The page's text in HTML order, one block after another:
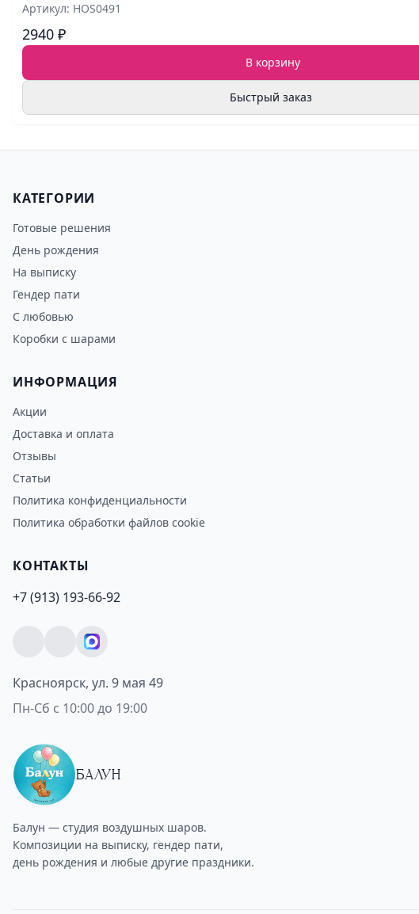
Артикул: HOS0491
2940 ₽
В корзину
Быстрый заказ
КАТЕГОРИИ
Готовые решения
День рождения
На выписку
Гендер пати
С любовью
Коробки с шарами
ИНФОРМАЦИЯ
Акции
Доставка и оплата
Отзывы
Статьи
Политика конфиденциальности
Политика обработки файлов cookie
КОНТАКТЫ
+7 (913) 193-66-92
Красноярск, ул. 9 мая 49
Пн-Сб с 10:00 до 19:00
БАЛУН
Балун — студия воздушных шаров.
Композиции на выписку, гендер пати,
день рождения и любые другие праздники.